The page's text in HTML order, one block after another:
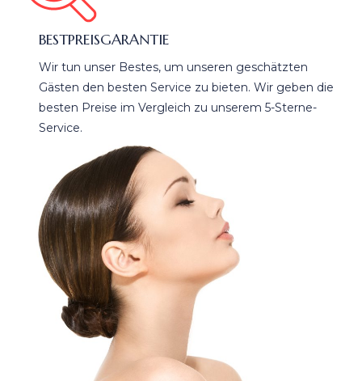
BESTPREISGARANTIE
Wir tun unser Bestes, um unseren geschätzten
Gästen den besten Service zu bieten. Wir geben die
besten Preise im Vergleich zu unserem 5-Sterne-
Service.